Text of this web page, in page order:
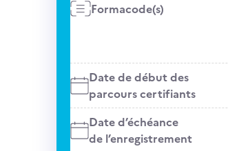
Formacode(s)
Date de début des
parcours certifiants
Date d’échéance
de l’enregistrement